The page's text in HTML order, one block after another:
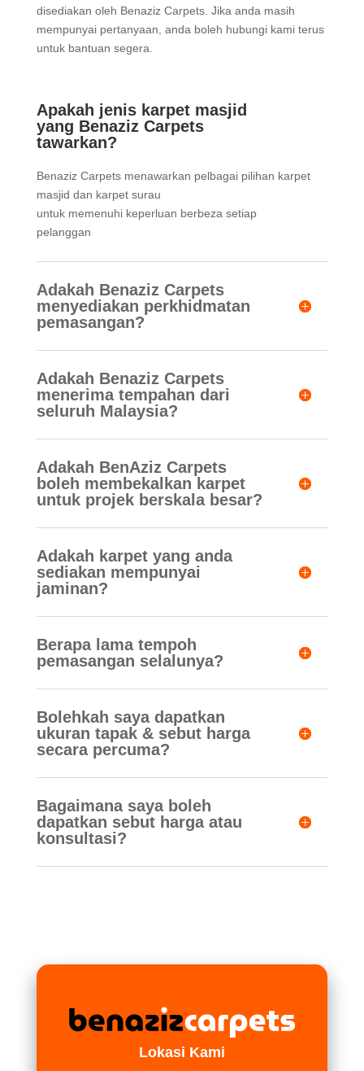
disediakan oleh Benaziz Carpets. Jika anda masih
mempunyai pertanyaan, anda boleh hubungi kami terus
untuk bantuan segera.
Apakah jenis karpet masjid
yang Benaziz Carpets
tawarkan?
Benaziz Carpets menawarkan pelbagai pilihan karpet
masjid dan karpet surau
untuk memenuhi keperluan berbeza setiap
pelanggan
Adakah Benaziz Carpets
menyediakan perkhidmatan
pemasangan?
Adakah Benaziz Carpets
menerima tempahan dari
seluruh Malaysia?
Adakah BenAziz Carpets
boleh membekalkan karpet
untuk projek berskala besar?
Adakah karpet yang anda
sediakan mempunyai
jaminan?
Berapa lama tempoh
pemasangan selalunya?
Bolehkah saya dapatkan
ukuran tapak & sebut harga
secara percuma?
Bagaimana saya boleh
dapatkan sebut harga atau
konsultasi?
Lokasi Kami